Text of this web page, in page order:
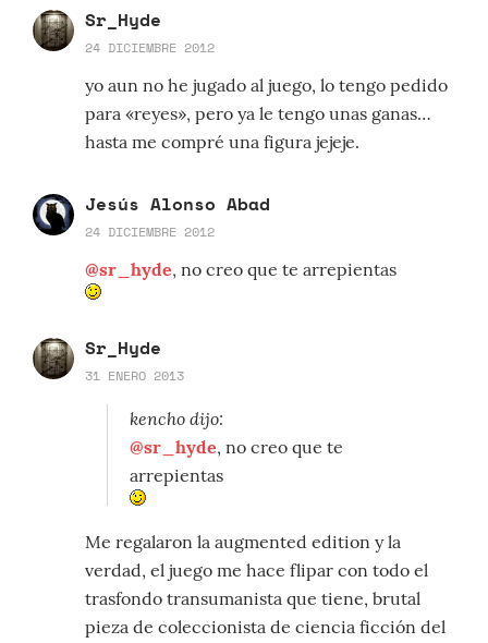
Sr_Hyde
24 DICIEMBRE 2012
yo aun no he jugado al juego, lo tengo pedido
para «reyes», pero ya le tengo unas ganas…
hasta me compré una figura jejeje.
Jesús Alonso Abad
24 DICIEMBRE 2012
@sr_hyde, no creo que te arrepientas
Sr_Hyde
31 ENERO 2013
kencho dijo:
@sr_hyde, no creo que te
arrepientas
Me regalaron la augmented edition y la
verdad, el juego me hace flipar con todo el
trasfondo transumanista que tiene, brutal
pieza de coleccionista de ciencia ficción del